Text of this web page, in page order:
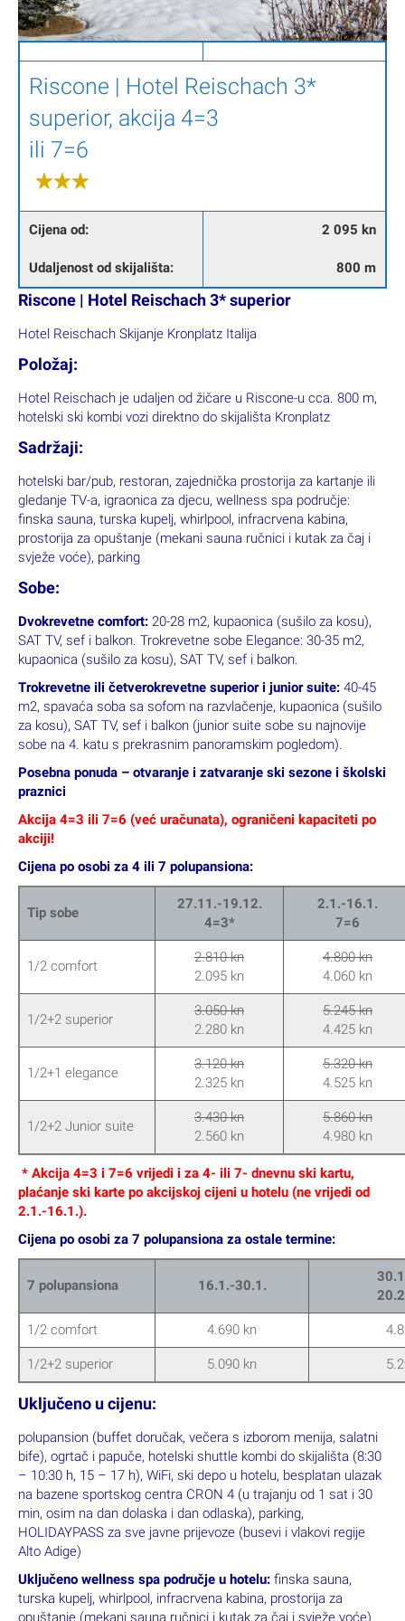
Riscone | Hotel Reischach 3*
superior, akcija 4=3
ili 7=6
Cijena od:
Udaljenost od skijališta:
2 095 kn
800 m
Riscone | Hotel Reischach 3* superior
Hotel Reischach Skijanje Kronplatz Italija
Položaj:
Hotel Reischach je udaljen od žičare u Riscone-u cca. 800 m,
hotelski ski kombi vozi direktno do skijališta Kronplatz
Sadržaji:
hotelski bar/pub, restoran, zajednička prostorija za kartanje ili
gledanje TV-a, igraonica za djecu, wellness spa područje:
finska sauna, turska kupelj, whirlpool, infracrvena kabina,
prostorija za opuštanje (mekani sauna ručnici i kutak za čaj i
svježe voće), parking
Sobe:
Dvokrevetne comfort: 20-28 m2, kupaonica (sušilo za kosu),
SAT TV, sef i balkon. Trokrevetne sobe Elegance: 30-35 m2,
kupaonica (sušilo za kosu), SAT TV, sef i balkon.
Trokrevetne ili četverokrevetne superior i junior suite: 40-45
m2, spavaća soba sa sofom na razvlačenje, kupaonica (sušilo
za kosu), SAT TV, sef i balkon (junior suite sobe su najnovije
sobe na 4. katu s prekrasnim panoramskim pogledom).
Posebna ponuda – otvaranje i zatvaranje ski sezone i školski
praznici
Akcija 4=3 ili 7=6 (već uračunata), ograničeni kapaciteti po
akciji!
Cijena po osobi za 4 ili 7 polupansiona:
Tip sobe
27.11.-19.12.
4=3*
2.1.-16.1.
7=6
1/2 comfort
2.810 kn
2.095 kn
4.800 kn
4.060 kn
1/2+2 superior
3.050 kn
2.280 kn
5.245 kn
4.425 kn
1/2+1 elegance
3.120 kn
2.325 kn
5.320 kn
4.525 kn
1/2+2 Junior suite
3.430 kn
2.560 kn
5.860 kn
4.980 kn
* Akcija 4=3 i 7=6 vrijedi i za 4- ili 7- dnevnu ski kartu,
plaćanje ski karte po akcijskoj cijeni u hotelu (ne vrijedi od
2.1.-16.1.).
Cijena po osobi za 7 polupansiona za ostale termine:
7 polupansiona 16.1.-30.1.
1/2 comfort 4.690 kn
1/2+2 superior 5.090 kn
Uključeno u cijenu:
polupansion (buffet doručak, večera s izborom menija, salatni
bife), ogrtač i papuče, hotelski shuttle kombi do skijališta (8:30
– 10:30 h, 15 – 17 h), WiFi, ski depo u hotelu, besplatan ulazak
na bazene sportskog centra CRON 4 (u trajanju od 1 sat i 30
min, osim na dan dolaska i dan odlaska), parking,
HOLIDAYPASS za sve javne prijevoze (busevi i vlakovi regije
Alto Adige)
Uključeno wellness spa područje u hotelu: finska sauna,
turska kupelj, whirlpool, infracrvena kabina, prostorija za
opuštanje (mekani sauna ručnici i kutak za čaj i svježe voće)